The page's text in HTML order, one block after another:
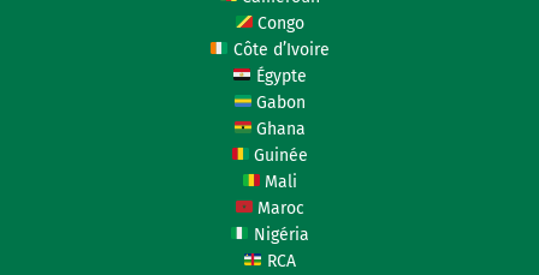
Congo
Côte d’Ivoire
Égypte
Gabon
Ghana
Guinée
Mali
Maroc
Nigéria
RCA